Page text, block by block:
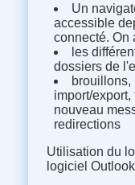
Un
accessible
connecté. On
les
dossiers de
brouillons,
import/
nouveau
redirections
Utilisation du
logiciel